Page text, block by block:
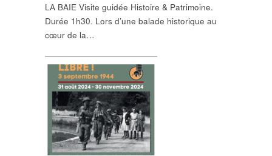
LA BAIE Visite guidée Histoire & Patrimoine.
Durée 1h30. Lors d’une balade historique au
cœur de la…